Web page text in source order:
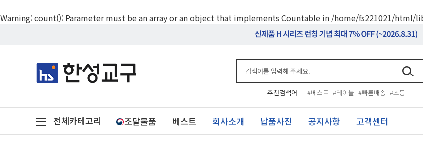
Warning: count(): Parameter must be an array or an object that implements Countable in/home/fs221021/html/
추천검색어 #베스트 #테이블 #빠른배송 #초등
전체카테고리 조달물품 베스트 회사소개 납품사진 공지사항 고객센터